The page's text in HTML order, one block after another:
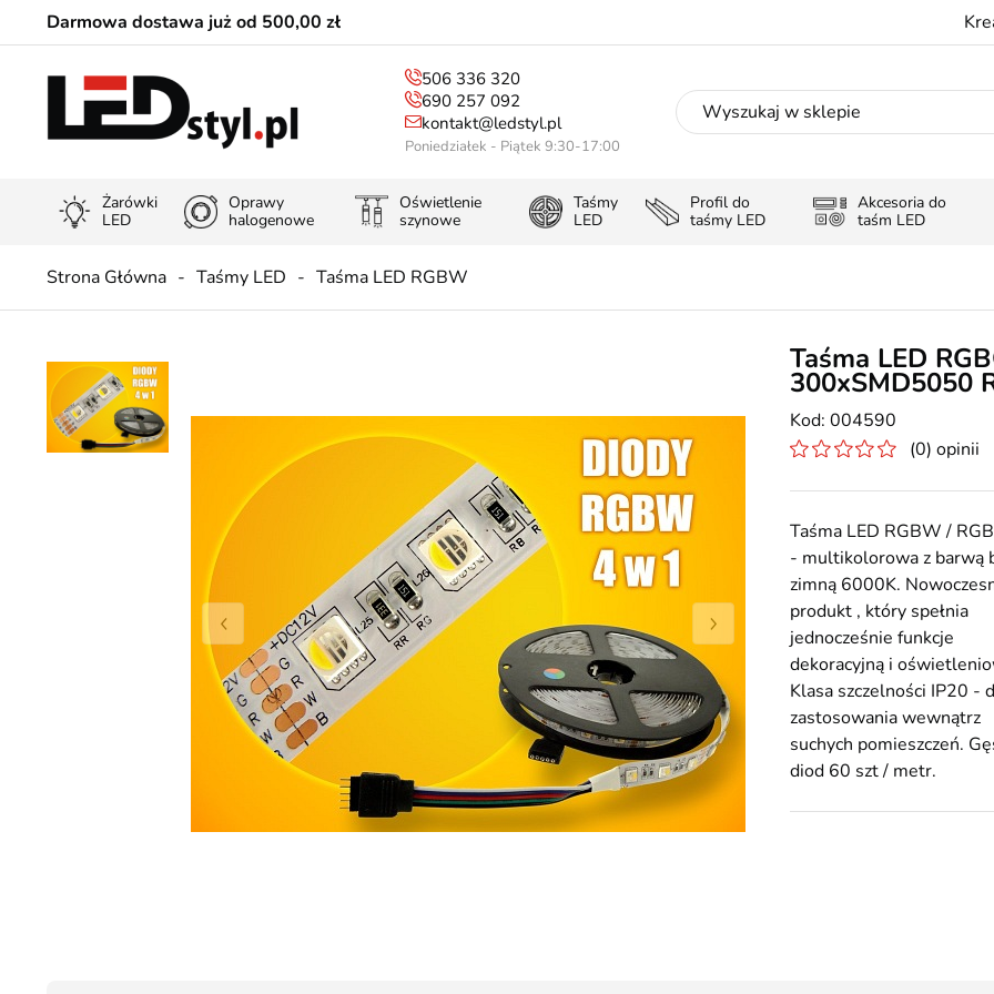
Darmowa dostawa już od 500,00 zł
506 336 320
690 257 092
kontakt@ledstyl.pl
Poniedziałek - Piątek 9:30-17:00
Żarówki
LED
Oprawy
halogenowe
Oświetlenie
szynowe
Taśmy
LED
Profil do
taśmy LED
Akcesoria do
taśm LED
Strona Główna Taśmy LED Taśma LED RGBW
Taśma LED
300xSMD5050
004590
(0) opinii
Taśma LED RGBW /
- multikolorowa z barwą
zimną 6000K.
produkt , który spełnia
jednocześnie funkcje
dekoracyjną i
Klasa szczelności IP20 -
zastosowania wewnątrz
suchych pomieszczeń.
diod 60 szt / metr.